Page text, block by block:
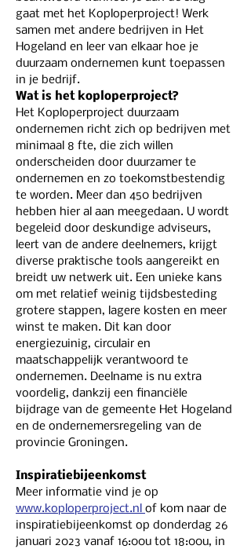
gaat met het Koploperproject! Werk
samen met andere bedrijven in Het
Hogeland en leer van elkaar hoe je
duurzaam ondernemen kunt toepassen
in je bedrijf.
Wat is het koploperproject?
Het Koploperproject duurzaam
ondernemen richt zich op bedrijven met
minimaal 8 fte, die zich willen
onderscheiden door duurzamer te
ondernemen en zo toekomstbestendig
te worden. Meer dan 450 bedrijven
hebben hier al aan meegedaan. U wordt
begeleid door deskundige adviseurs,
leert van de andere deelnemers, krijgt
diverse praktische tools aangereikt en
breidt uw netwerk uit. Een unieke kans
om met relatief weinig tijdsbesteding
grotere stappen, lagere kosten en meer
winst te maken. Dit kan door
energiezuinig, circulair en
maatschappelijk verantwoord te
ondernemen. Deelname is nu extra
voordelig, dankzij een financiële
bijdrage van de gemeente Het Hogeland
en de ondernemersregeling van de
provincie Groningen.
Inspiratiebijeenkomst
Meer informatie vind je op
www.koploperproject.nl of kom naar de
inspiratiebijeenkomst op donderdag 26
januari 2023 vanaf 16:00u tot 18:00u, in